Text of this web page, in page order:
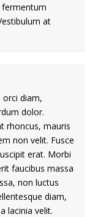
fermentum
at
orci diam,
dolor.
rhoncus, mauris
non velit. Fusce
erat. Morbi
faucibus massa
non luctus
diam,
lacinia velit.